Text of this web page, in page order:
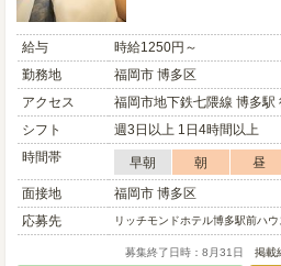
給与
時給1250円～
勤務地
福岡市 博多区
アクセス
福岡市地下鉄七隈線 博多駅
シフト
週3日以上 1日4時間以上
時間帯
早朝 朝 昼
面接地
福岡市 博多区
応募先
リッチモンドホテル博多駅前ハ
募集終了日時：8月31日 掲載